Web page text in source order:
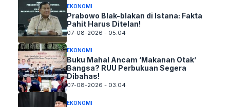
EKONOMI
Prabowo Blak-blakan di Istana: Fakta
Pahit Harus Ditelan!
07-08-2026 - 05.04
EKONOMI
Buku Mahal Ancam ‘Makanan Otak’
Bangsa? RUU Perbukuan Segera
Dibahas!
07-08-2026 - 03.04
EKONOMI